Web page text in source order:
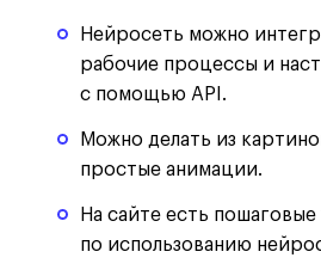
Нейросеть можно
рабочие процессы и
с помощью API.
Можно делать из
простые анимации.
На сайте есть
по использованию